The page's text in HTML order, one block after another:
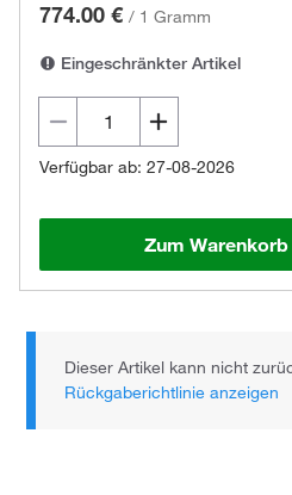
774.00 € / 1 Gramm
Eingeschränkter Artikel
Verfügbar ab: 27-08-2026
Zum
Dieser Artikel kann nicht
Rückgaberichtlinie anzeigen